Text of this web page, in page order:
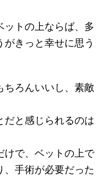
ットの上ならば、多
きっと幸せに思う
ちろんいいし、素敵
だと感じられるのは
けで、ベットの上で
、手術が必要だった